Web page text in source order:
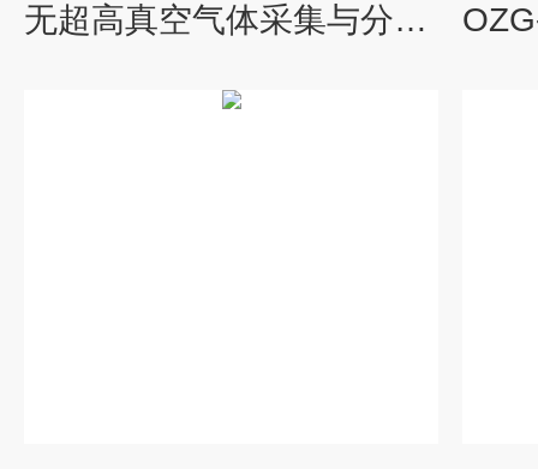
无超高真空气体采集与分析检测装置